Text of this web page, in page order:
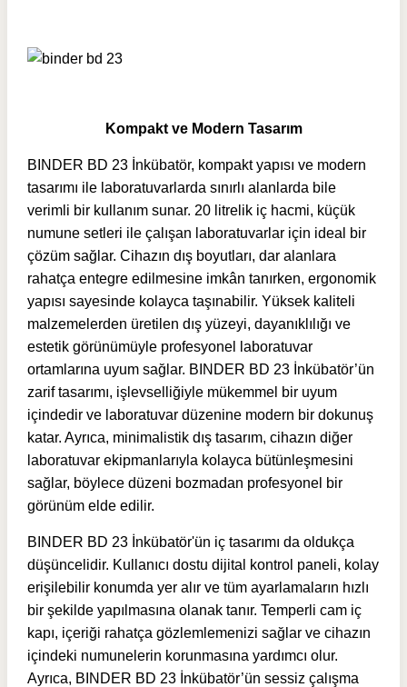
Kompakt ve Modern Tasarım
BINDER BD 23 İnkübatör, kompakt yapısı ve modern
tasarımı ile laboratuvarlarda sınırlı alanlarda bile
verimli bir kullanım sunar. 20 litrelik iç hacmi, küçük
numune setleri ile çalışan laboratuvarlar için ideal bir
çözüm sağlar. Cihazın dış boyutları, dar alanlara
rahatça entegre edilmesine imkân tanırken, ergonomik
yapısı sayesinde kolayca taşınabilir. Yüksek kaliteli
malzemelerden üretilen dış yüzeyi, dayanıklılığı ve
estetik görünümüyle profesyonel laboratuvar
ortamlarına uyum sağlar. BINDER BD 23 İnkübatör’ün
zarif tasarımı, işlevselliğiyle mükemmel bir uyum
içindedir ve laboratuvar düzenine modern bir dokunuş
katar. Ayrıca, minimalistik dış tasarım, cihazın diğer
laboratuvar ekipmanlarıyla kolayca bütünleşmesini
sağlar, böylece düzeni bozmadan profesyonel bir
görünüm elde edilir.
BINDER BD 23 İnkübatör'ün iç tasarımı da oldukça
düşüncelidir. Kullanıcı dostu dijital kontrol paneli, kolay
erişilebilir konumda yer alır ve tüm ayarlamaların hızlı
bir şekilde yapılmasına olanak tanır. Temperli cam iç
kapı, içeriği rahatça gözlemlemenizi sağlar ve cihazın
içindeki numunelerin korunmasına yardımcı olur.
Ayrıca, BINDER BD 23 İnkübatör’ün sessiz çalışma